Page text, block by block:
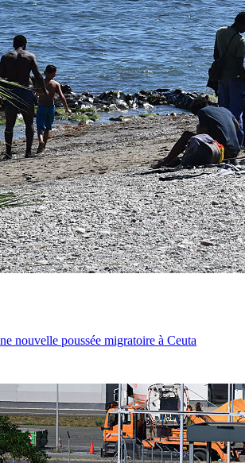
nouvelle poussée migratoire à Ceuta